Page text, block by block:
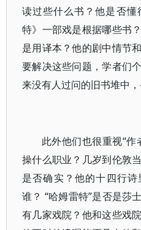
读过些什么书？他是否
特》一部戏是根据哪些书
是用译本？他的剧中情节
要解决这些问题，学者们
来没有人过问的旧书堆中，
此外他们也很重视“
操什么职业？几岁到伦敦
是否确实？他的十四行
谁？ “哈姆雷特”是否是莎
有几家戏院？他和这些戏